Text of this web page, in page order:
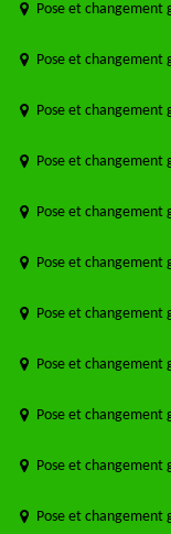
Pose et
Pose et changement
Pose et changement
Pose et changement
Pose et
Pose et changement
Pose et changement
Pose et changement
Pose et changement
Pose et changement
Pose et changement